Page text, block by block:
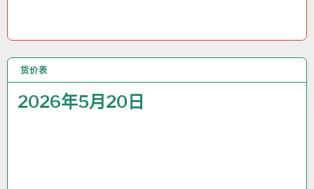
货价表
2026年5月20日
20 5月 2026